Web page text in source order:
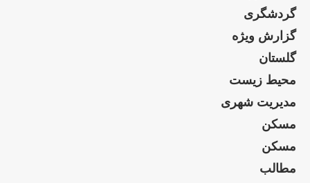
گردشگری
گزارش ویژه
گلستان
محیط زیست
مدیریت شهری
مسکن
مسکن
مطالب